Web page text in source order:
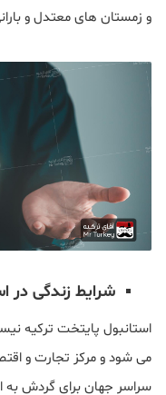
و زمستان های معتدل و
شرایط زندگی در
استانبول پایتخت ترکیه
می شود و مرکز تجارت و
سراسر جهان برای گردش به